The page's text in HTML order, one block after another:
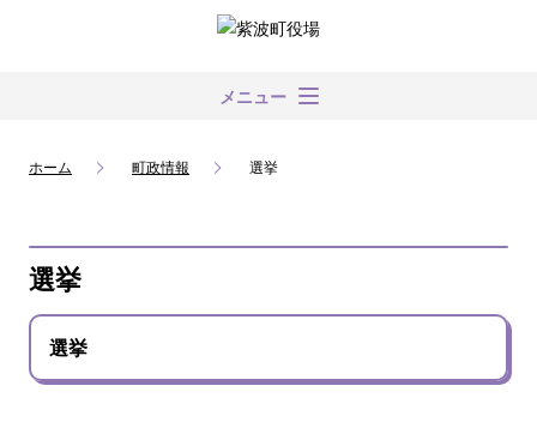
メニュー
ホーム 町政情報 選挙
選挙
選挙